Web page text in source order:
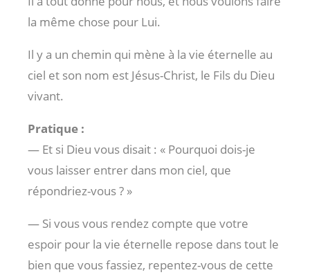
la même chose pour Lui.
Il y a un chemin qui mène à la vie éternelle au
ciel et son nom est Jésus-Christ, le Fils du Dieu
vivant.
Pratique :
— Et si Dieu vous disait : « Pourquoi dois-je
vous laisser entrer dans mon ciel, que
répondriez-vous ? »
— Si vous vous rendez compte que votre
espoir pour la vie éternelle repose dans tout le
bien que vous fassiez, repentez-vous de cette